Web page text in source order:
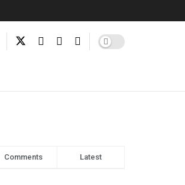
Comments Latest